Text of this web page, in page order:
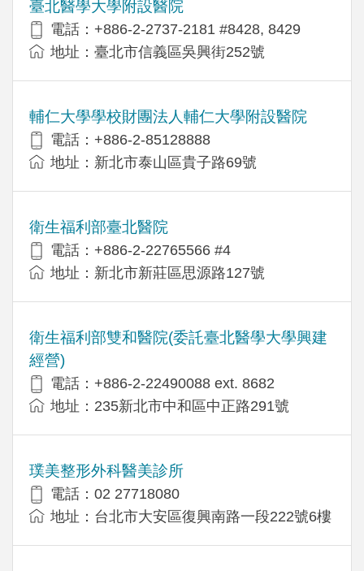
臺北醫學大學附設醫院
電話：+886-2-2737-2181 #8428, 8429
地址：臺北市信義區吳興街252號
輔仁大學學校財團法人輔仁大學附設醫院
電話：+886-2-85128888
地址：新北市泰山區貴子路69號
衛生福利部臺北醫院
電話：+886-2-22765566 #4
地址：新北市新莊區思源路127號
衛生福利部雙和醫院(委託臺北醫學大學興建
經營)
電話：+​886-2-22490088 ext. 8682
地址：​235新北市中和區中正路291號
璞美整形外科醫美診所
電話：02 27718080
地址：台北市大安區復興南路一段222號6樓